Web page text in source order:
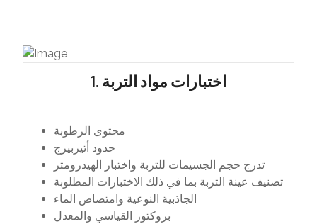
1. اختبارات مواد التربة
محتوى الرطوبة
حدود أتيربيرج
تدرج حجم الجسيمات للتربة واختبار الهيدرومتر
تصنيف عينة التربة بما في ذلك الاختبارات المطلوبة
الجاذبية النوعية وامتصاص الماء
بروكتور القياسي والمعدل